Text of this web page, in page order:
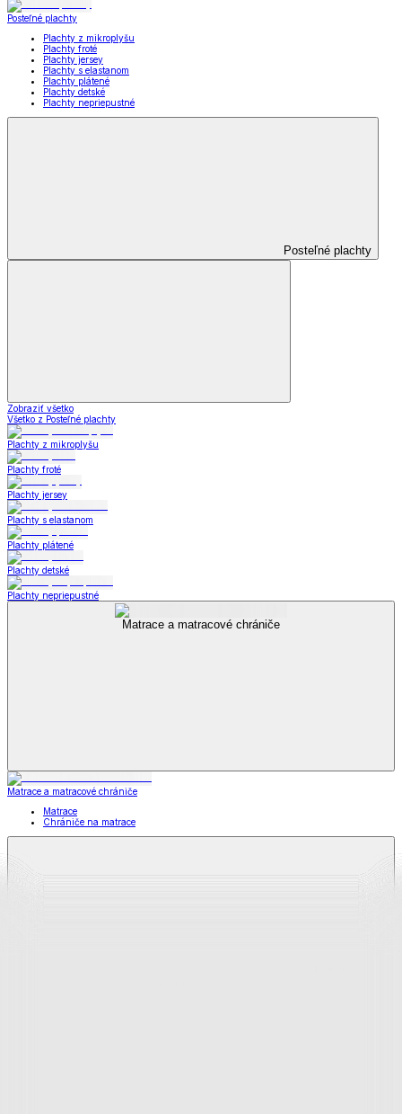
Posteľné plachty
Plachty z mikroplyšu
Plachty froté
Plachty jersey
Plachty s elastanom
Plachty plátené
Plachty detské
Plachty nepriepustné
Posteľné plachty
Zobraziť všetko
Všetko z Posteľné plachty
Plachty z mikroplyšu
Plachty froté
Plachty jersey
Plachty s elastanom
Plachty plátené
Plachty detské
Plachty nepriepustné
Matrace a matracové chrániče
Matrace a matracové chrániče
Matrace
Chrániče na matrace